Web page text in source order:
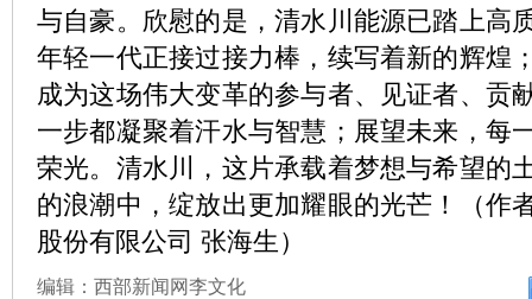
与自豪。欣慰的是，清水川能源已踏上高
年轻一代正接过接力棒，续写着新的辉煌
成为这场伟大变革的参与者、见证者、贡
一步都凝聚着汗水与智慧；展望未来，每
荣光。清水川，这片承载着梦想与希望的
的浪潮中，绽放出更加耀眼的光芒！（作
股份有限公司 张海生）
编辑：西部新闻网李文化